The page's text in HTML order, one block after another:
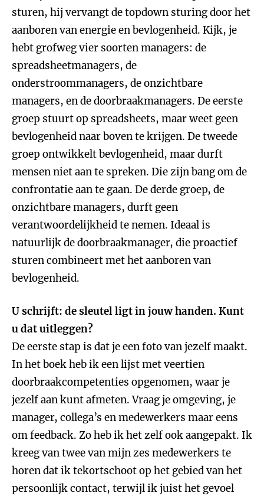
sturen, hij vervangt de topdown sturing door het
aanboren van energie en bevlogenheid. Kijk, je
hebt grofweg vier soorten managers: de
spreadsheetmanagers, de
onderstroommanagers, de onzichtbare
managers, en de doorbraakmanagers. De eerste
groep stuurt op spreadsheets, maar weet geen
bevlogenheid naar boven te krijgen. De tweede
groep ontwikkelt bevlogenheid, maar durft
mensen niet aan te spreken. Die zijn bang om de
confrontatie aan te gaan. De derde groep, de
onzichtbare managers, durft geen
verantwoordelijkheid te nemen. Ideaal is
natuurlijk de doorbraakmanager, die proactief
sturen combineert met het aanboren van
bevlogenheid.
U schrijft: de sleutel ligt in jouw handen. Kunt
u dat uitleggen?
De eerste stap is dat je een foto van jezelf maakt.
In het boek heb ik een lijst met veertien
doorbraakcompetenties opgenomen, waar je
jezelf aan kunt afmeten. Vraag je omgeving, je
manager, collega’s en medewerkers maar eens
om feedback. Zo heb ik het zelf ook aangepakt. Ik
kreeg van twee van mijn zes medewerkers te
horen dat ik tekortschoot op het gebied van het
persoonlijk contact, terwijl ik juist het gevoel